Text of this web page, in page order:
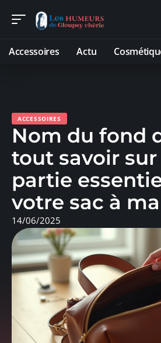
Accessoires Actu
ACCESSOIRES
Nom du fond
tout savoir
partie
votre sac à
14/06/2025